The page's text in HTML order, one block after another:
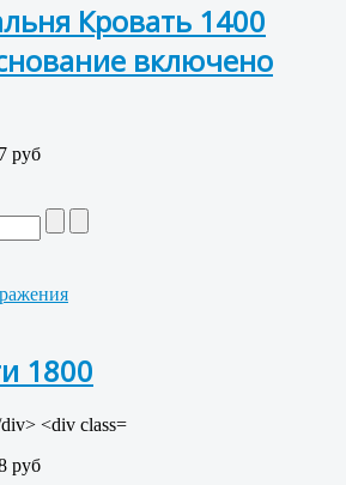
Кровать 1400
включено
руб
1800
руб